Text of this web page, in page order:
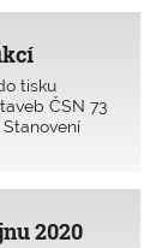
od roku
kde
tisku
ČSN 73
2020